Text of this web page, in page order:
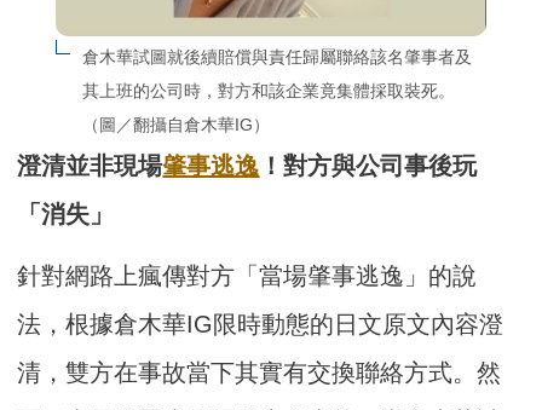
倉木華試圖就後續賠償與責任歸屬聯絡該名肇事者及
其上班的公司時，對方和該企業竟集體採取裝死。
（圖／翻攝自倉木華IG）
澄清並非現場肇事逃逸！對方與公司事後玩
「消失」
針對網路上瘋傳對方「當場肇事逃逸」的說
法，根據倉木華IG限時動態的日文原文內容澄
清，雙方在事故當下其實有交換聯絡方式。然